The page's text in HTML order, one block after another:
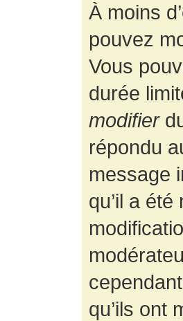
À moins
pouvez
Vous
durée
modifier
répondu
message
qu’il a
qu’ils ont